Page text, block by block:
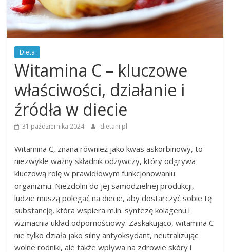
Dieta
Witamina C – kluczowe
właściwości, działanie i
źródła w diecie
31 października 2024 dietani.pl
Witamina C, znana również jako kwas askorbinowy, to
niezwykle ważny składnik odżywczy, który odgrywa
kluczową rolę w prawidłowym funkcjonowaniu
organizmu. Niezdolni do jej samodzielnej produkcji,
ludzie muszą polegać na diecie, aby dostarczyć sobie tę
substancję, która wspiera m.in. syntezę kolagenu i
wzmacnia układ odpornościowy. Zaskakująco, witamina C
nie tylko działa jako silny antyoksydant, neutralizując
wolne rodniki, ale także wpływa na zdrowie skóry i